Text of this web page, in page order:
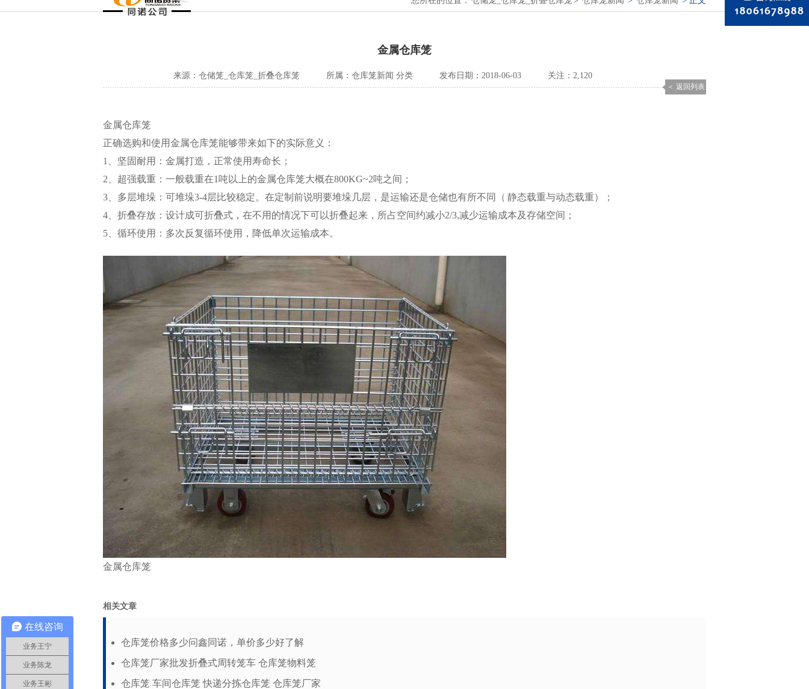
金属仓库笼
＜ 返回列表
来源：仓储笼_仓库笼_折叠仓库笼 所属： 仓库笼新闻 分类 发布日期：2018-06-03 关注： 2,120
金属仓库笼
正确选购和使用金属仓库笼能够带来如下的实际意义：
1、坚固耐用：金属打造，正常使用寿命长；
2、超强载重：一般载重在1吨以上的金属仓库笼大概在800KG~2吨之间；
3、多层堆垛：可堆垛3-4层比较稳定。在定制前说明要堆垛几层，是运输还是仓储也有所不同（ 静态载重与动态载重）；
4、折叠存放：设计成可折叠式，在不用的情况下可以折叠起来，所占空间约减小2/3,减少运输成本及存储空间；
5、循环使用：多次反复循环使用，降低单次运输成本。
金属仓库笼
相关文章
仓库笼价格多少问鑫同诺，单价多少好了解
仓库笼厂家批发折叠式周转笼车 仓库笼物料笼
仓库笼 车间仓库笼 快递分拣仓库笼 仓库笼厂家
在线咨询
业务王宁
业务陈龙
业务王彬